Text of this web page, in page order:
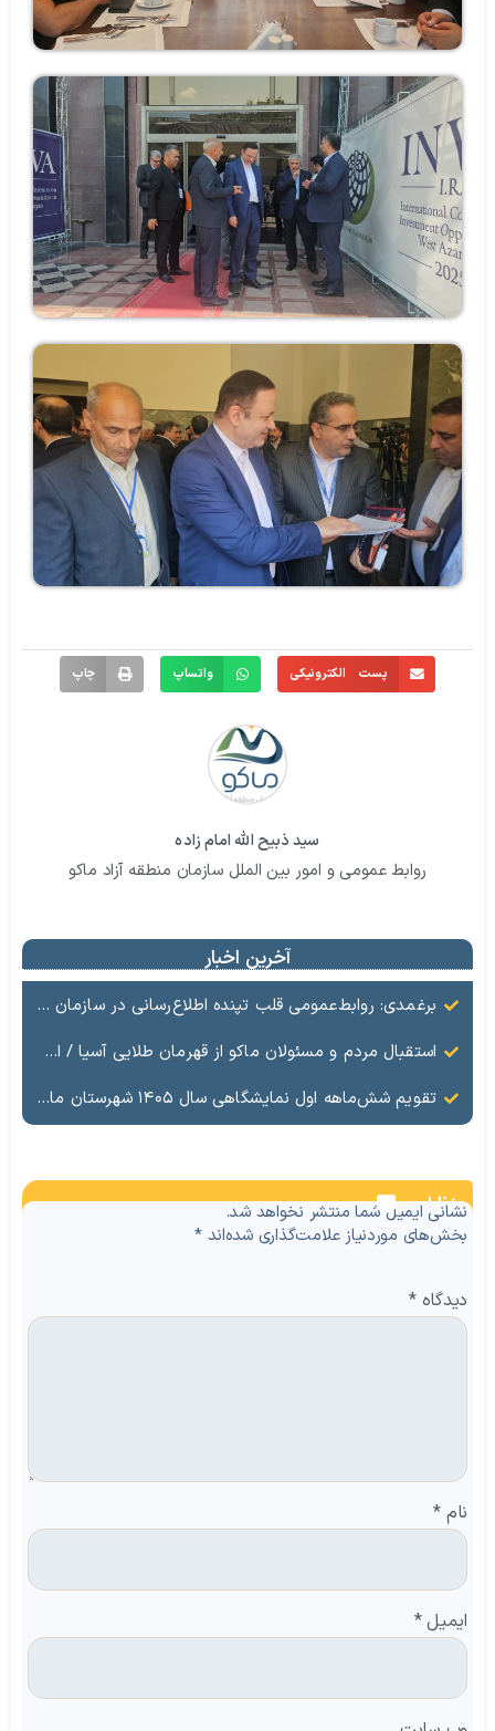
پست الکترونیکی واتساپ چاپ
سید ذبیح الله امام زاده
روابط عمومی و امور بین الملل سازمان منطقه آزاد ماکو
آخرین اخبار
برغمدی: روابط‌عمومی قلب تپنده اطلاع‌رسانی در سازمان منطقه آزاد ماکو است
استقبال مردم و مسئولان ماکو از قهرمان طلایی آسیا / ادای احترام ابوالفضل پیشه‌ور به شهدای گمنام
تقویم شش‌ماهه اول نمایشگاهی سال ۱۴۰۵ شهرستان ماکو
نظرات
نشانی ایمیل شما منتشر نخواهد شد.
بخش‌های موردنیاز علامت‌گذاری شده‌اند*
دیدگاه*
نام *
ایمیل*